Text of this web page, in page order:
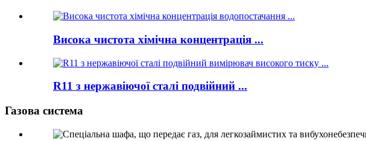
Висока чистота хімічна концентрація ...
R11 з нержавіючої сталі подвійний ...
Газова система